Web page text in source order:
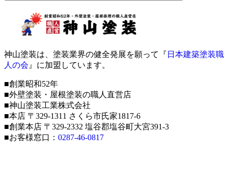
神山塗装は、塗装業界の健全発展を願って『 日本建築塗装職
人の会 』に加盟しています。
■創業昭和52年
■外壁塗装・屋根塗装の職人直営店
■神山塗装工業株式会社
■本店 〒329-1311 さくら市氏家1817-6
■創業本店 〒329-2332 塩谷郡塩谷町大宮391-3
■お客様窓口： 0287-46-0817